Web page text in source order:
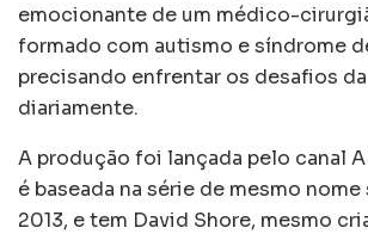
emocionante de um médico-
formado com autismo e síndrome
precisando enfrentar os desafios
diariamente.
A produção foi lançada pelo canal
é baseada na série de mesmo
2013, e tem David Shore, mesmo